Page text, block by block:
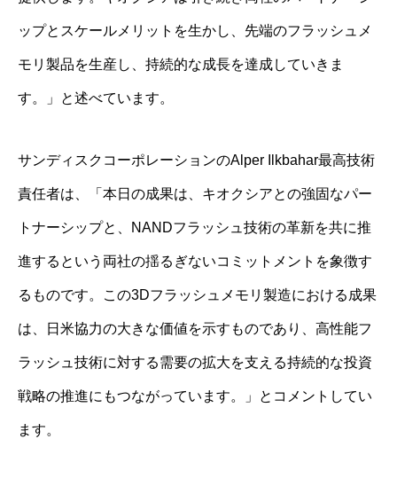
ップとスケールメリットを生かし、先端のフラッシュメ
モリ製品を生産し、持続的な成長を達成していきま
す。」と述べています。
サンディスクコーポレーションのAlper Ilkbahar最高技術
責任者は、「本日の成果は、キオクシアとの強固なパー
トナーシップと、NANDフラッシュ技術の革新を共に推
進するという両社の揺るぎないコミットメントを象徴す
るものです。この3Dフラッシュメモリ製造における成果
は、日米協力の大きな価値を示すものであり、高性能フ
ラッシュ技術に対する需要の拡大を支える持続的な投資
戦略の推進にもつながっています。」とコメントしてい
ます。